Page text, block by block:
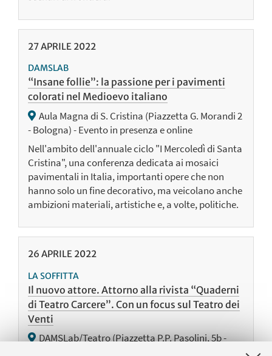
27APRILE 2022
DAMSLAB
“Insane follie”: la passione per i pavimenti
colorati nel Medioevo italiano
Aula Magna di S. Cristina (Piazzetta G. Morandi 2
- Bologna) - Evento in presenza e online
Nell'ambito dell'annuale ciclo "I Mercoledì di Santa
Cristina", una conferenza dedicata ai mosaici
pavimentali in Italia, importanti opere che non
hanno solo un fine decorativo, ma veicolano anche
ambizioni materiali, artistiche e, a volte, politiche.
26 APRILE 2022
LA SOFFITTA
Il nuovo attore. Attorno alla rivista “Quaderni
di Teatro Carcere”. Con un focus sul Teatro dei
Venti
DAMSLab/Teatro (Piazzetta P.P. Pasolini, 5b -